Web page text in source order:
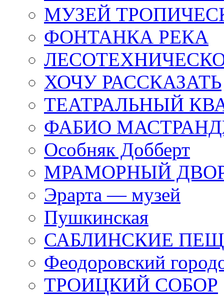
МУЗЕЙ
ФОНТАНКА РЕКА
ХОЧУ РАССКАЗАТЬ
ТЕАТРАЛЬНЫЙ
ФАБИО
Особняк Добберт
МРАМОРНЫЙ
Эрарта — музей
Пушкинская
САБЛИНСКИЕ
Феодоровский
ТРОИЦКИЙ СОБОР